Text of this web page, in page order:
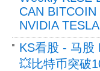
CAN
NVIDIA
KS看股 - 马股
💥比特币突破